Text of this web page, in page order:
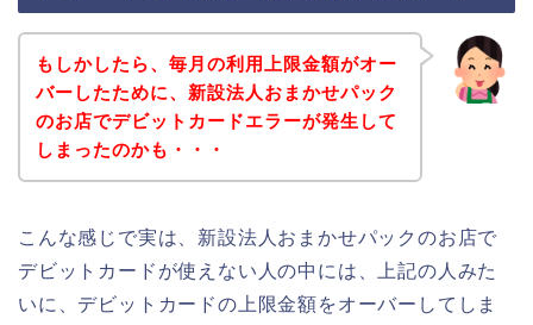
もしかしたら、毎月の利用上限金額がオー
バーしたために、新設法人おまかせパック
のお店でデビットカードエラーが発生して
しまったのかも・・・
こんな感じで実は、新設法人おまかせパックのお店で
デビットカードが使えない人の中には、上記の人みた
いに、デビットカードの上限金額をオーバーしてしま